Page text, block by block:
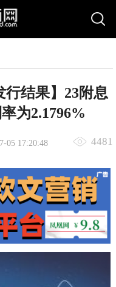
结果】23附息
为2.1796%
05 17:20:48 4481